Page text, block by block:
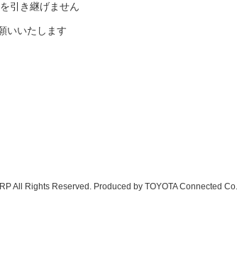
引き継げません
いいたします
All Rights Reserved. Produced by TOYOTA Connected Co.